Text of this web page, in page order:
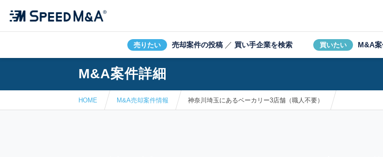
売りたい 売却案件の投稿 ／ 買い手企業を検索 買いたい M&A
M&A案件詳細
HOME M&A売却案件情報 神奈川埼玉にあるベーカリー3店舗（職人不要）